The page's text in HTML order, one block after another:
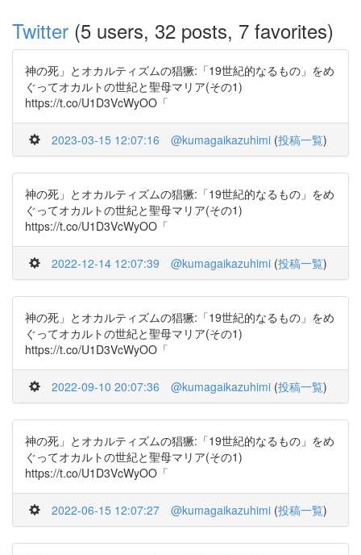
Twitter (5 users, 32 posts, 7 favorites)
神の死」とオカルティズムの猖獗:「19世紀的なるもの」をめ
ぐってオカルトの世紀と聖母マリア(その1)
https://t.co/U1D3VcWyOO「
2023-03-15 12:07:16 @kumagaikazuhimi (投稿一覧)
神の死」とオカルティズムの猖獗:「19世紀的なるもの」をめ
ぐってオカルトの世紀と聖母マリア(その1)
https://t.co/U1D3VcWyOO「
2022-12-14 12:07:39 @kumagaikazuhimi (投稿一覧)
神の死」とオカルティズムの猖獗:「19世紀的なるもの」をめ
ぐってオカルトの世紀と聖母マリア(その1)
https://t.co/U1D3VcWyOO「
2022-09-10 20:07:36 @kumagaikazuhimi (投稿一覧)
神の死」とオカルティズムの猖獗:「19世紀的なるもの」をめ
ぐってオカルトの世紀と聖母マリア(その1)
https://t.co/U1D3VcWyOO「
2022-06-15 12:07:27 @kumagaikazuhimi (投稿一覧)